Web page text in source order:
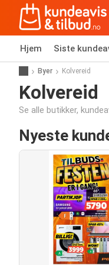
Hjem Siste
Byer Kolvereid
Kolvereid
Se alle butikker,
Nyeste